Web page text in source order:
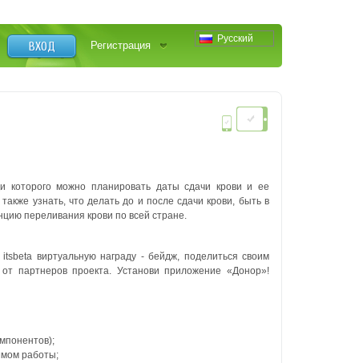
Русский
ВХОД Регистрация
можно планировать даты сдачи крови и ее
узнать, что делать до и после сдачи крови, быть в
переливания крови по всей стране.
виртуальную награду - бейдж, поделиться своим
партнеров проекта. Установи приложение «Донор»!
работы;